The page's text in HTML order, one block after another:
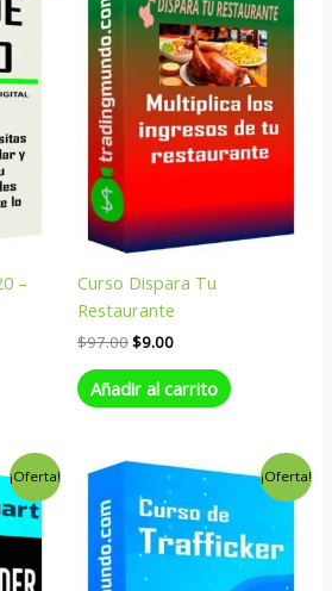
–
Curso Dispara Tu
Restaurante
$97.00
era:
$97.00.
$9.00
es:
$9.00.
Añadir al carrito
¡Oferta! ¡Oferta!
El
precio
original
era:
$895.00.
El
precio
actual
es:
$9.00.